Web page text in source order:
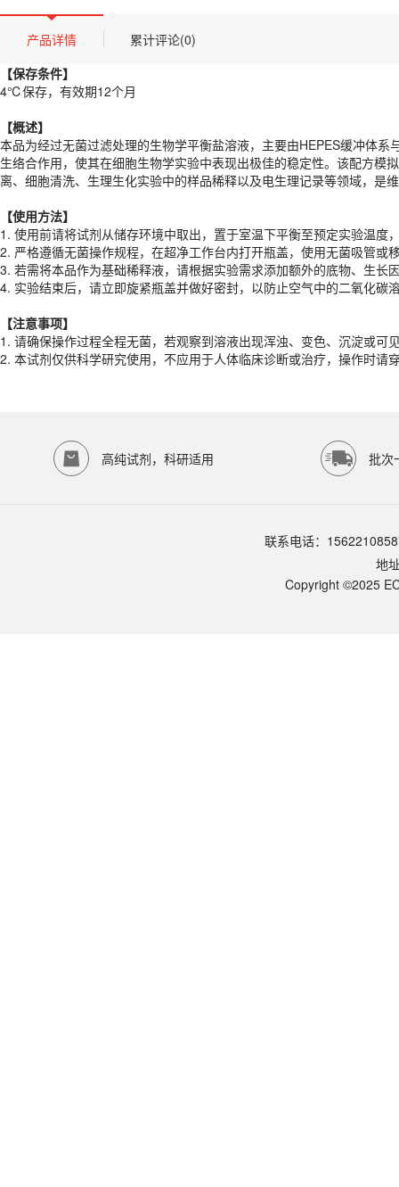
产品描述
【保存条件】
4℃保存，有效期12个月
【概述】
【使用方法】
1. 使用前请将试剂从储存环境中取出，置于室温下平衡至预定实验温度
2. 严格遵循无菌操作规程，在超净工作台内打开瓶盖，使用无菌吸管或
3. 若需将本品作为基础稀释液，请根据实验需求添加额外的底物、生长
4. 实验结束后，请立即旋紧瓶盖并做好密封，以防止空气中的二氧化碳
【注意事项】
1. 请确保操作过程全程无菌，若观察到溶液出现浑浊、变色、沉淀或可
2. 本试剂仅供科学研究使用，不应用于人体临床诊断或治疗，操作时请
货期
1-2天
规格
500mL
应用领域
ECOTOP SCIENTIFIC
参照产品说明书中的保存条件。一般生物科研试剂建议在2-8℃或-
SCIENTIFIC常规库存产品一般1-3个工作日内发货。如遇缺
产品详情
累计评论(0)
【保存条件】
4℃保存，有效期12个月
【概述】
本品为经过无菌过滤处理的生物学平衡盐溶液，主要由HEPES缓冲体
生络合作用，使其在细胞生物学实验中表现出极佳的稳定性。该配方
离、细胞清洗、生理生化实验中的样品稀释以及电生理记录等领域，是
【使用方法】
1. 使用前请将试剂从储存环境中取出，置于室温下平衡至预定实验温度
2. 严格遵循无菌操作规程，在超净工作台内打开瓶盖，使用无菌吸管或
3. 若需将本品作为基础稀释液，请根据实验需求添加额外的底物、生长
4. 实验结束后，请立即旋紧瓶盖并做好密封，以防止空气中的二氧化碳
【注意事项】
1. 请确保操作过程全程无菌，若观察到溶液出现浑浊、变色、沉淀或可
2. 本试剂仅供科学研究使用，不应用于人体临床诊断或治疗，操作时请
高纯试剂，科研适用 批次
联系电话：
地
Copyright ©2025